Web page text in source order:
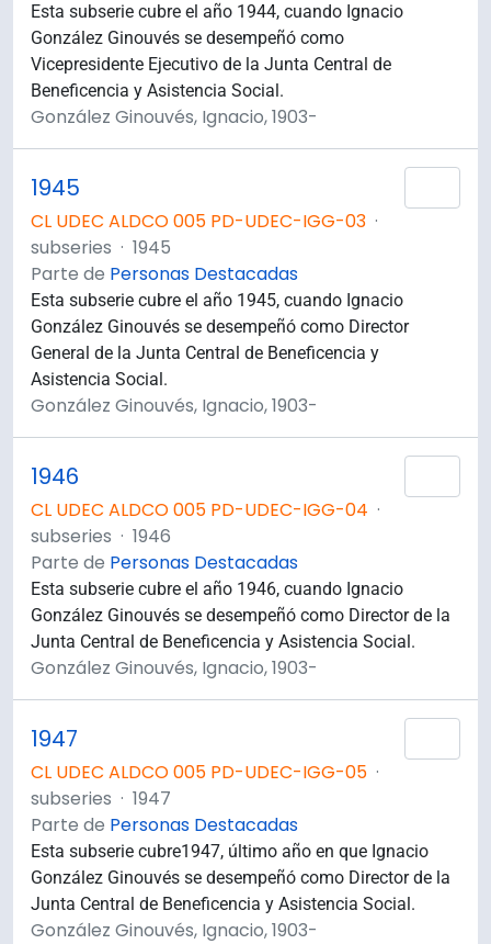
Esta subserie cubre el año 1944, cuando Ignacio
González Ginouvés se desempeñó como
Vicepresidente Ejecutivo de la Junta Central de
Beneficencia y Asistencia Social.
González Ginouvés, Ignacio, 1903-
1945
CL UDEC ALDCO 005 PD-UDEC-IGG-03 ·
subseries · 1945
Parte de Personas Destacadas
Esta subserie cubre el año 1945, cuando Ignacio
González Ginouvés se desempeñó como Director
General de la Junta Central de Beneficencia y
Asistencia Social.
González Ginouvés, Ignacio, 1903-
1946
CL UDEC ALDCO 005 PD-UDEC-IGG-04 ·
subseries · 1946
Parte de Personas Destacadas
Esta subserie cubre el año 1946, cuando Ignacio
González Ginouvés se desempeñó como Director de la
Junta Central de Beneficencia y Asistencia Social.
González Ginouvés, Ignacio, 1903-
1947
CL UDEC ALDCO 005 PD-UDEC-IGG-05 ·
subseries · 1947
Parte de Personas Destacadas
Esta subserie cubre1947, último año en que Ignacio
González Ginouvés se desempeñó como Director de la
Junta Central de Beneficencia y Asistencia Social.
González Ginouvés, Ignacio, 1903-